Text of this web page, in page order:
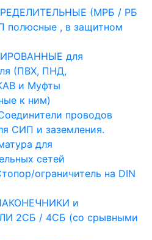
(МРБ / РБ
полюсные , в защитном
для
(ПВХ, ПНД,
и Муфты
к ним)
проводов
СИП и заземления.
для
сетей
ограничитель на DIN
и
2СБ / 4СБ (со срывными